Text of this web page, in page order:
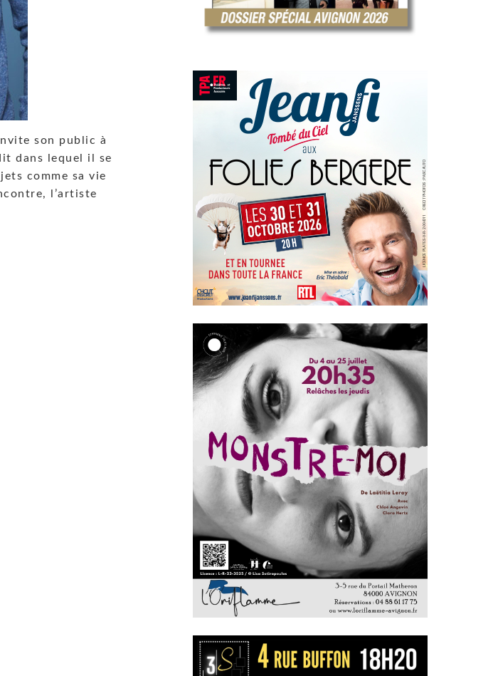
son public à
dans lequel il se
comme sa vie
l’artiste